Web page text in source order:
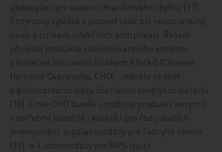
glykosylací pro expozici manózového zbytku [17].
Enzymový výtěžek z placent však byl nedostatečný,
navíc s rizikem infekčních komplikací. Řešení
přinesla produkce rekombinantního enzymu
v buněčné linii ovarií čínských křečků (Chinese
Hamster Ovary cells, CHO). Jednalo se opět
o glukocerebrosidázu ošetřenou exoglykosidázami
[18]. Linie CHO buněk umožnila produkci enzymů
v potřebné kvantitě i kvalitě i pro řadu dalších
onemocnění: α‑galaktosidázy pro Fabryho nemoc
[19], α-L‑iduronidázy pro MPS typu I